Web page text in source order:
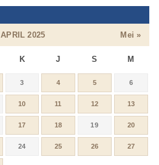
APRIL 2025
K J S M
Mei »
3 4 5 6
10 11 12 13
17 18 19 20
24 25 26 27